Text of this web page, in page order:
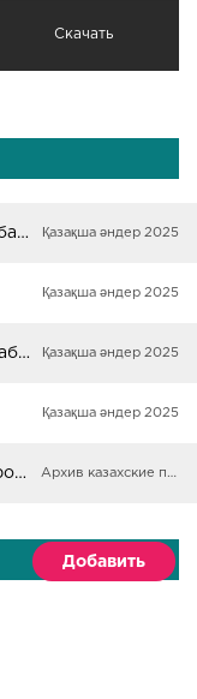
Скачать
Абен Айдана және Жұпар Садақбаева - Сүйемін (cover) Қазақша әндер 2025
Қазақша әндер 2025
Нұржан Жөкенов - Алғашқы махаббат Қазақша әндер 2025
Қазақша әндер 2025
Төреғали Төреәлі & Зарина Омарова - Алғашқы махаббат Архив казахские песни
Добавить